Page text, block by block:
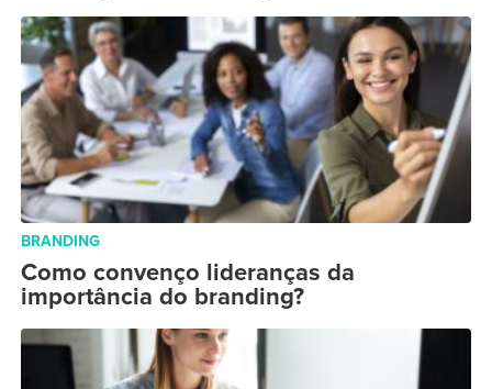
BRANDING
Como convenço lideranças da
importância do branding?